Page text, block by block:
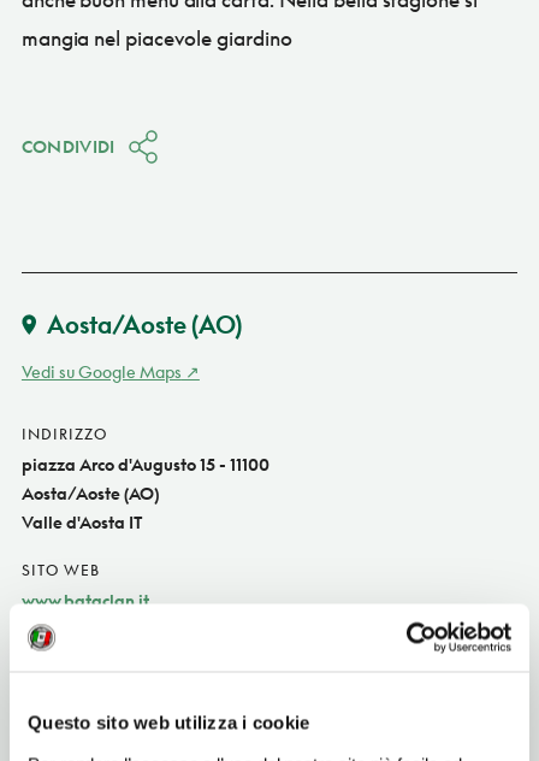
Questo sito web utilizza i cookie
mangia nel piacevole giardino
CONDIVIDI
Aosta/Aoste(AO)
Vedi su Google Maps
INDIRIZZO
piazza Arco d'Augusto 15 - 11100
Aosta/Aoste (AO)
Valle d'Aosta IT
SITO WEB
www.bataclan.it
INDIRIZZO EMAIL
TELEFONO
3933026153